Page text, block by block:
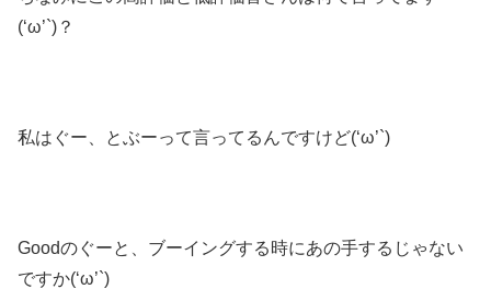
(‘ω’`)？
私はぐー、とぶーって言ってるんですけど(‘ω’`)
Goodのぐーと、ブーイングする時にあの手するじゃない
ですか(‘ω’`)